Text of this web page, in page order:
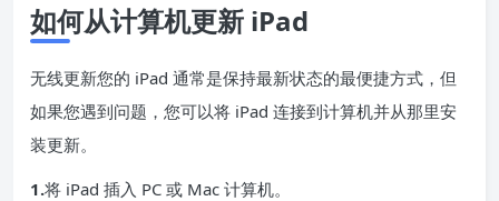
如何从计算机更新 iPad
无线更新您的 iPad 通常是保持最新状态的最便捷方式，但
如果您遇到问题，您可以将 iPad 连接到计算机并从那里安
装更新。
1.将 iPad 插入 PC 或 Mac 计算机。